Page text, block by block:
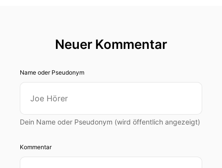
Neuer Kommentar
Name oder Pseudonym
Dein Name oder Pseudonym (wird öffentlich angezeigt)
Kommentar